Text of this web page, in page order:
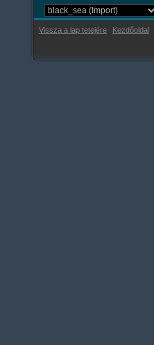
Vissza a lap tetejére Kezdőoldal